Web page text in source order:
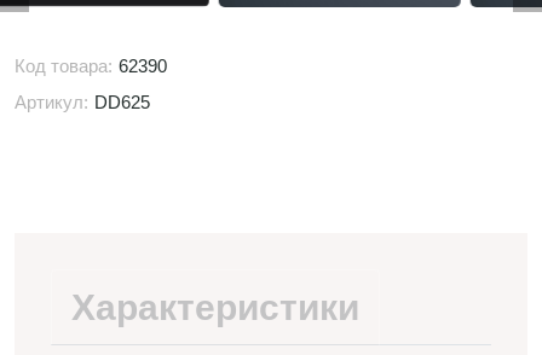
Код товара: 62390
Артикул: DD625
Характеристики